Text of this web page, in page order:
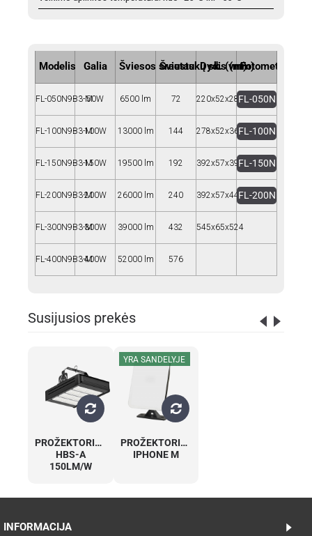
Modelis Galia Šviesos srautasŠviestukų sk. (vnt)
Dydis (mm)Fotometrija
FL-050N9B3-M50W 6500 lm 72 220x52x283FL-050N
FL-100N9B3-M100W 13000 lm 144 278x52x369FL-100N
FL-150N9B3-M150W 19500 lm 192 392x57x394FL-150N
FL-200N9B3-M200W 26000 lm 240 392x57x445FL-200N
FL-300N9B3-M300W 39000 lm 432 545x65x524
FL-400N9B3-M400W 52000 lm 576
Susijusios prekės
PROŽEKTORIUS
HBS-A
150LM/W
YRA SANDELYJE
PROŽEKTORIUS
IPHONE M
INFORMACIJA